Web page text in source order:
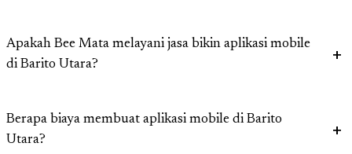
Apakah Bee Mata melayani jasa bikin aplikasi mobile
di Barito Utara?
Berapa biaya membuat aplikasi mobile di Barito
Utara?